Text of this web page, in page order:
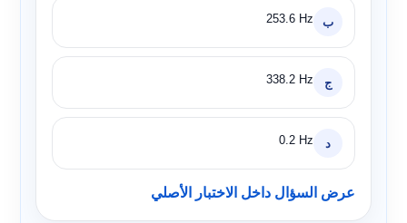
ب 253.6 Hz
ج 338.2 Hz
د 0.2 Hz
عرض السؤال داخل الاختبار الأصلي